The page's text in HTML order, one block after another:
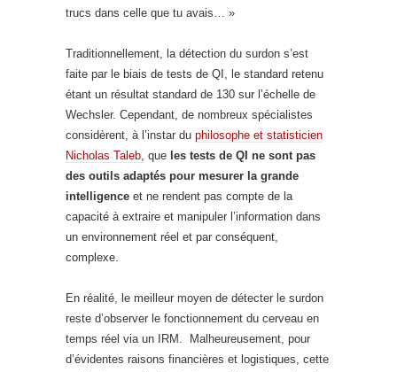
trucs dans celle que tu avais… »
Traditionnellement, la détection du surdon s’est
faite par le biais de tests de QI, le standard retenu
étant un résultat standard de 130 sur l’échelle de
Wechsler. Cependant, de nombreux spécialistes
considèrent, à l’instar du philosophe et statisticien
Nicholas Taleb, que les tests de QI ne sont pas
des outils adaptés pour mesurer la grande
intelligence et ne rendent pas compte de la
capacité à extraire et manipuler l’information dans
un environnement réel et par conséquent,
complexe.
En réalité, le meilleur moyen de détecter le surdon
reste d’observer le fonctionnement du cerveau en
temps réel via un IRM. Malheureusement, pour
d’évidentes raisons financières et logistiques, cette